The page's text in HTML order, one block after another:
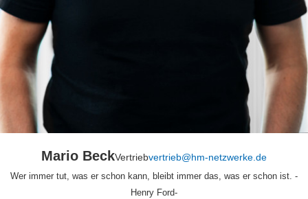
Mario BeckVertriebvertrieb@hm-netzwerke.de
Wer immer tut, was er schon kann, bleibt immer das, was er schon ist. -
Henry Ford-